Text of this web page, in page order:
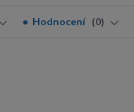
Hodnocení 0